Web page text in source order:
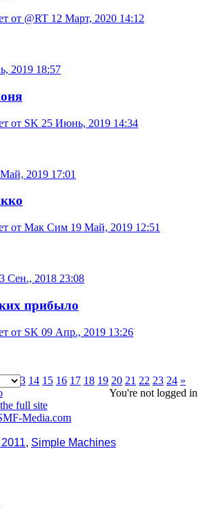
от @RT 12 Март, 2020 14:12
2019 18:57
от SK 25 Июнь, 2019 14:34
2019 17:01
от Мак Сим 19 Май, 2019 12:51
Сен., 2018 23:08
прибыло
от SK 09 Апр., 2019 13:26
12 13 14 15 16 17 18 19 20 21 22 23 24 »
You're not logged in
full site
Media.com
, Simple Machines